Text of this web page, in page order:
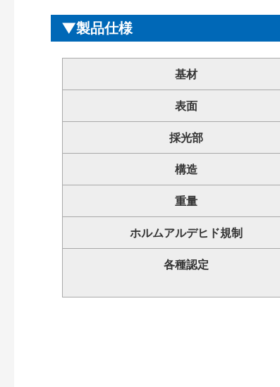
製品仕様
基材
表面
採光部
構造
重量
ホルムアルデヒド規制
各種認定